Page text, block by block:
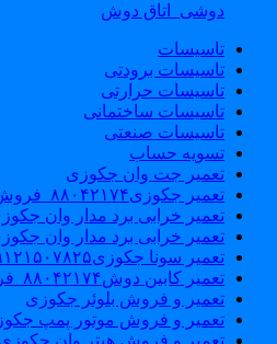
دوشی_اتاق دوش
تاسیسات
تاسیسات برودتی
تاسیسات حرارتی
تاسیسات ساختمانی
تاسیسات صنعتی
تسویه حساب
تعمیر جت وان جکوزی
تعمیر جکوزی۸۸۰۴۲۱۷۴_فروش وان_جکوزی
تعمیر خرابی برد مدار وان جکوزی
تعمیر خرابی برد مدار وان جکوزی
تعمیر سونا جکوزی۰۹۱۲۱۵۰۷۸۲۵#| Sauna | Jacuzzi
تعمیر کابین دوش۸۸۰۴۲۱۷۴_فروش کابین دوش
تعمیر و فروش بلوئر جکوزی
تعمیر و فروش موتور پمپ جکوزی
تعمیر و فروش هیتر وان جکوزی